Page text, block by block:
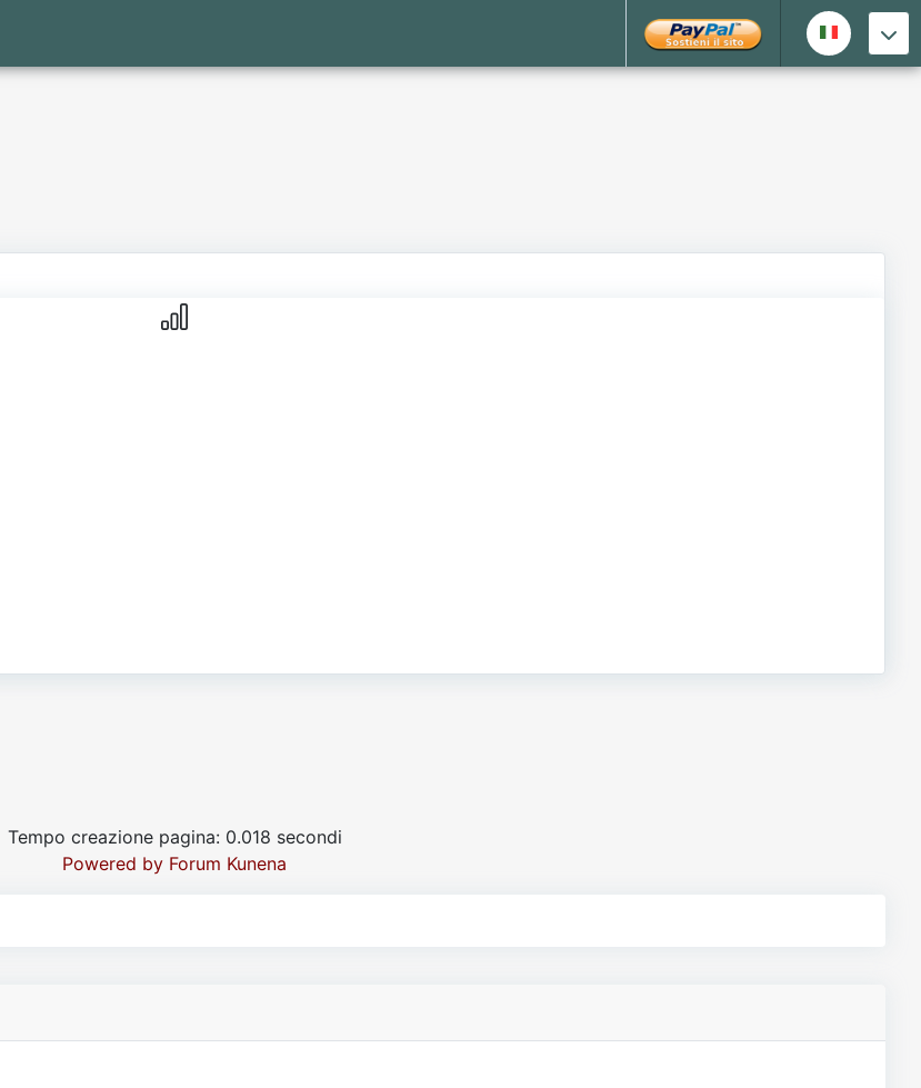
Tempo creazione pagina: 0.018 secondi
Powered by Forum Kunena